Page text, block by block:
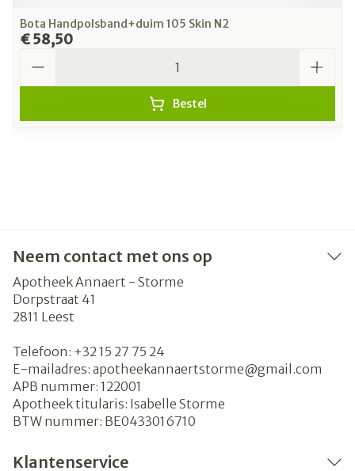
Bota Handpolsband+duim 105 Skin N2
€ 58,50
Bestel
Neem contact met ons op
Apotheek Annaert - Storme
Dorpstraat 41
2811 Leest
Telefoon: +32 15 27 75 24
E-mailadres: apotheekannaertstorme@gmail.com
APB nummer: 122001
Apotheek titularis: Isabelle Storme
BTW nummer: BE0433016710
Klantenservice